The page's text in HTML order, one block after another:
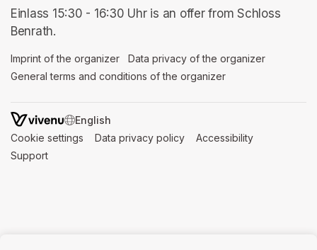
Einlass 15:30 - 16:30 Uhr is an offer from Schloss
Benrath.
Imprint of the organizer (opens in a new tab)
Data privacy of the organizer
General terms and conditions of the organizer
SWITCH LANGUAGE
Cookie settings (opens in a new tab)
Data privacy policy (opens in a new tab)
Accessibility
Support